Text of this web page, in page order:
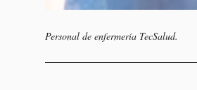
Personal de enfermería TecSalud.